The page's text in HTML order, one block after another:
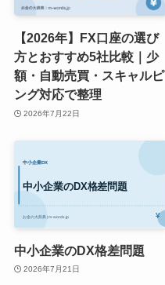
【2026年】FX口座の選び
方とおすすめ5社比較｜少
額・自動売買・スキャルピ
ング対応で整理
2026年7月22日
中小企業のDX格差問題
2026年7月21日